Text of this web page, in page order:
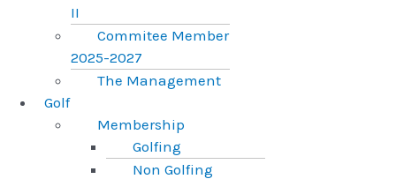
II
Commitee Member
2025-2027
The Management
Golf
Membership
Golfing
Non Golfing